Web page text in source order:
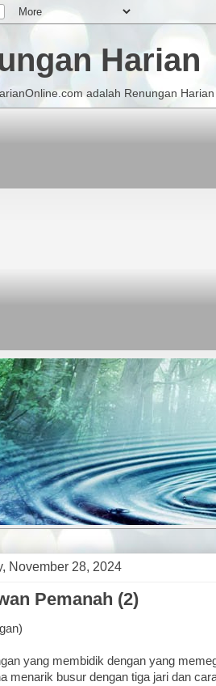
Harian
adalah Renungan
November 28, 2024
Pemanah (2)
yang membidik dengan yang
menarik busur dengan tiga jari dan